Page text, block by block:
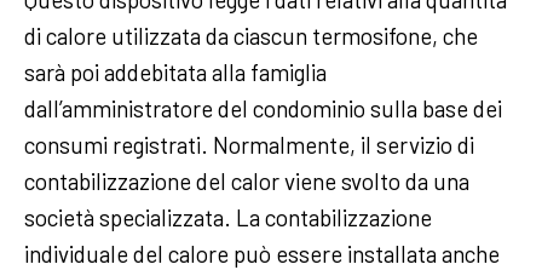
di calore utilizzata da ciascun termosifone, che
sarà poi addebitata alla famiglia
dall’amministratore del condominio sulla base dei
consumi registrati. Normalmente, il servizio di
contabilizzazione del calor viene svolto da una
società specializzata. La contabilizzazione
individuale del calore può essere installata anche